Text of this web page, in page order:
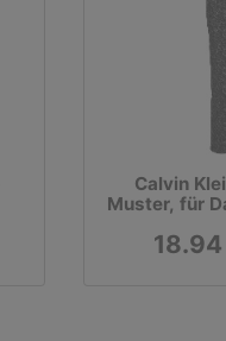
Calvin
Muster, für